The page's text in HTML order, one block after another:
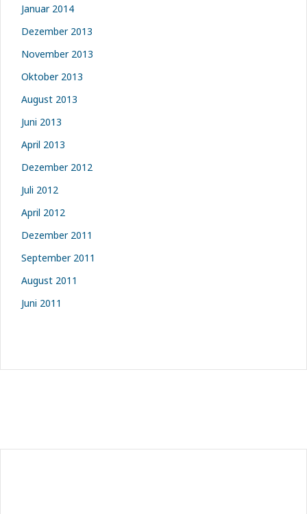
Januar 2014
Dezember 2013
November 2013
Oktober 2013
August 2013
Juni 2013
April 2013
Dezember 2012
Juli 2012
April 2012
Dezember 2011
September 2011
August 2011
Juni 2011